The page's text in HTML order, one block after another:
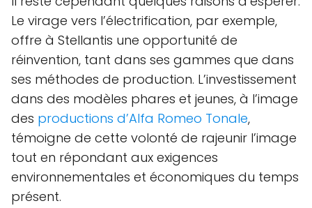
Le virage vers l’électrification, par exemple,
offre à Stellantis une opportunité de
réinvention, tant dans ses gammes que dans
ses méthodes de production. L’investissement
dans des modèles phares et jeunes, à l’image
des productions d’Alfa Romeo Tonale,
témoigne de cette volonté de rajeunir l’image
tout en répondant aux exigences
environnementales et économiques du temps
présent.